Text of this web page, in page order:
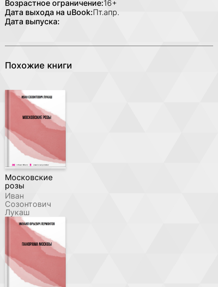
Возрастное ограничение:16+
Дата выхода на uBook:Пт.апр.
Дата выпуска:
Похожие книги
Московские
розы
Иван
Созонтович
Лукаш